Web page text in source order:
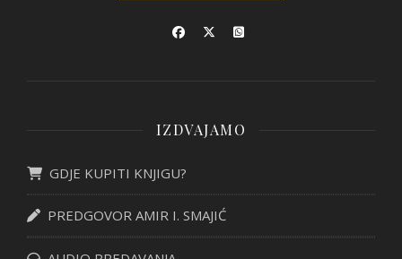
IZDVAJAMO
GDJE KUPITI KNJIGU?
PREDGOVOR AMIR I. SMAJIĆ